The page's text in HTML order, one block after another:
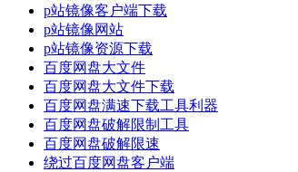
p站镜像客户端下载
p站镜像网站
p站镜像资源下载
百度网盘大文件
百度网盘大文件下载
百度网盘满速下载工具利器
百度网盘破解限制工具
百度网盘破解限速
绕过百度网盘客户端